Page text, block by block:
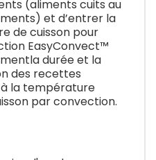
(aliments cuits au
et d’entrer la
de cuisson pour
EasyConvect™
durée et la
des recettes
la température
par convection.